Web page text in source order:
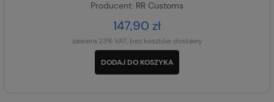
Producent: RR Customs
147,90 zł
zawiera 23% VAT, bez kosztów dostawy
DODAJ DO KOSZYKA